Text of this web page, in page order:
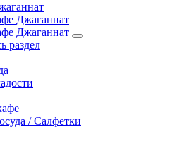
Джаганнат
Джаганнат
раздел
/ Салфетки